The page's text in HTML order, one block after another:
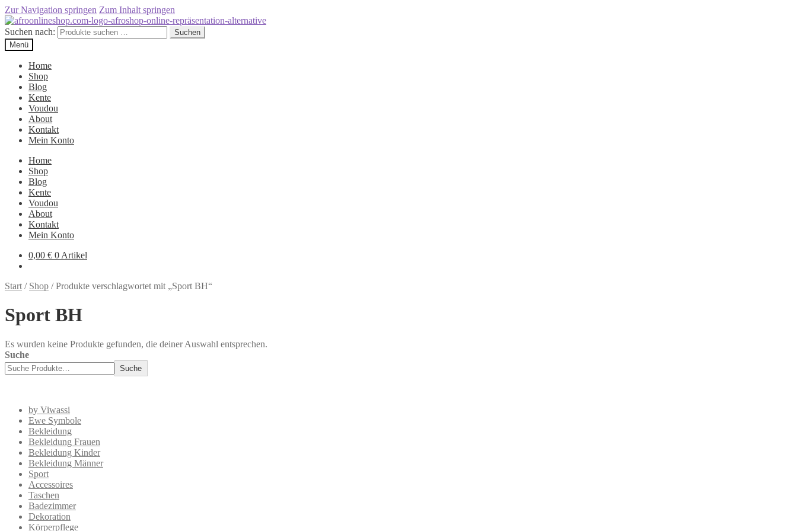
Zur Navigation springen Zum Inhalt springen
Suchen nach:
Suchen
Menü
Home
Shop
Blog
Kente
Voudou
About
Kontakt
Mein Konto
Home
Shop
Blog
Kente
Voudou
About
Kontakt
Mein Konto
0,00 € 0 Artikel
Start / Shop /Produkte verschlagwortet mit „Sport BH“
Sport BH
Es wurden keine Produkte gefunden, die deiner Auswahl entsprechen.
Suche
Suche
by Viwassi
Ewe Symbole
Bekleidung
Bekleidung Frauen
Bekleidung Kinder
Bekleidung Männer
Sport
Accessoires
Taschen
Badezimmer
Dekoration
Körperpflege